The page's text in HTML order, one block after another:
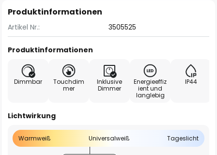
Produktinformationen
Artikel Nr.: 3505525
Produktinformationen
Dimmbar
Touchdim
mer
Inklusive
Dimmer
Energieeffiz
ient und
langlebig
IP44
Lichtwirkung
Warmweiß Universalweiß Tageslicht